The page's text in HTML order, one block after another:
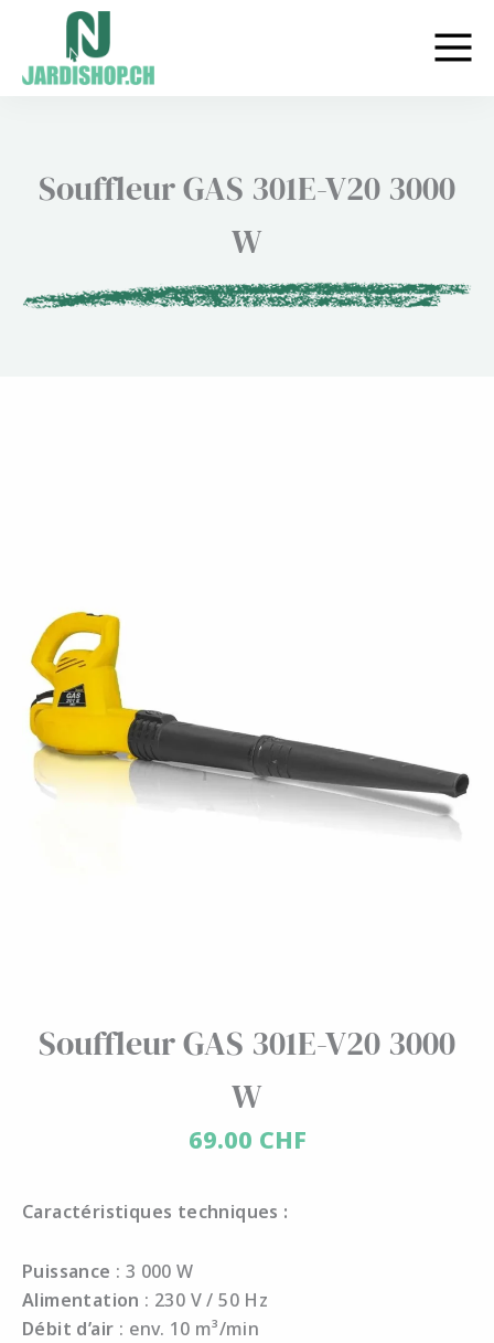
contenu
Souffleur GAS 301E-V20 3000
W
Souffleur GAS 301E-V20 3000
W
69.00 CHF
Caractéristiques techniques :
Puissance : 3 000 W
Alimentation : 230 V / 50 Hz
Débit d’air : env. 10 m³/min